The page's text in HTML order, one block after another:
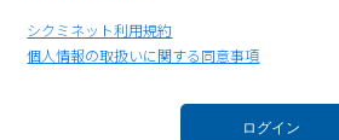
シクミネット利用規約
個人情報の取扱いに関する同意事項
ログイン